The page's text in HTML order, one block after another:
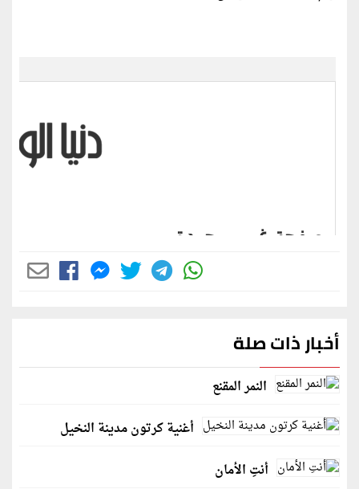
أخبار ذات صلة
النمر المقنع
أغنية كرتون مدينة النخيل
أنتِ الأمان